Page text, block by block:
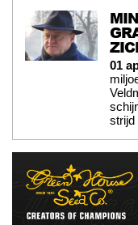
01
strijd